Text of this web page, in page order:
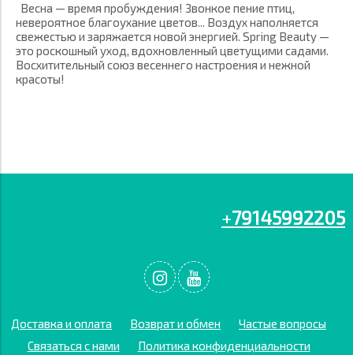
Весна — время пробуждения! Звонкое пение птиц,
невероятное благоухание цветов... Воздух наполняется
свежестью и заряжается новой энергией. Spring Beauty —
это роскошный уход, вдохновленный цветущими садами.
Восхитительный союз весеннего настроения и нежной
красоты!
+79145992205
Доставка и оплата Возврат и обмен
Частые вопросы
Связаться с нами
Политика конфиденциальности